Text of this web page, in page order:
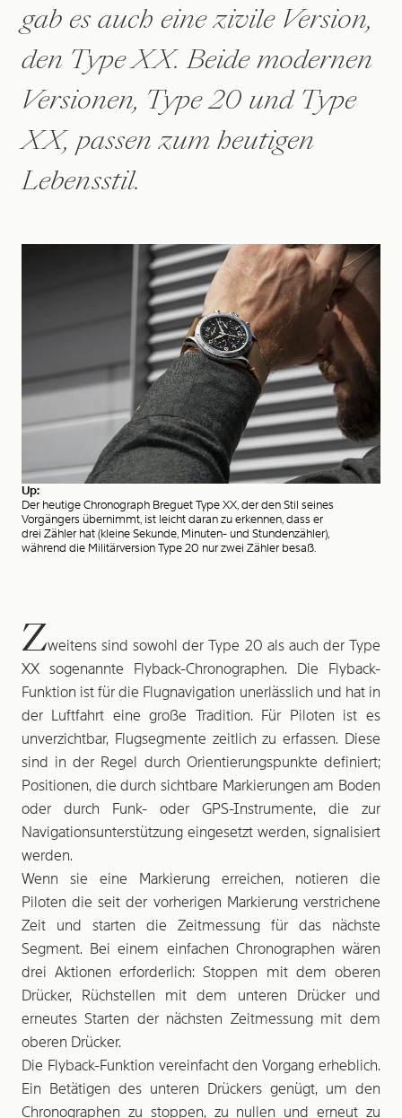
gab es auch eine zivile Version,
den Type XX. Beide modernen
Versionen, Type 20 und Type
XX, passen zum heutigen
Lebensstil.
Up:
Der heutige Chronograph Breguet Type XX, der den Stil seines
Vorgängers übernimmt, ist leicht daran zu erkennen, dass er
drei Zähler hat (kleine Sekunde, Minuten- und Stundenzähler),
während die Militärver­sion Type 20 nur zwei Zähler besaß.
Zweitens sind sowohl der Type 20 als auch der Type
XX sogenannte Flyback-Chronographen. Die Flyback-
Funktion ist für die Flugnavigation unerlässlich und hat in
der Luftfahrt eine große Tradition. Für Piloten ist es
unverzichtbar, Flugsegmente zeitlich zu erfassen. Diese
sind in der Regel durch Orientierungspunkte definiert;
Positionen, die durch sichtbare Markierungen am Boden
oder durch Funk- oder GPS-Instrumente, die zur
Navigationsunterstützung eingesetzt werden, signalisiert
werden.
Wenn sie eine Markierung erreichen, notieren die
Piloten die seit der vorherigen Markierung verstrichene
Zeit und starten die Zeitmessung für das nächste
Segment. Bei einem einfachen Chronographen wären
drei Aktionen erforderlich: Stoppen mit dem oberen
Drücker, Rüchstellen mit dem unteren Drücker und
erneutes Starten der nächsten Zeitmessung mit dem
oberen Drücker.
Die Flyback-Funktion vereinfacht den Vorgang erheblich.
Ein Betätigen des unteren Drückers genügt, um den
Chronographen zu stoppen, zu nullen und erneut zu